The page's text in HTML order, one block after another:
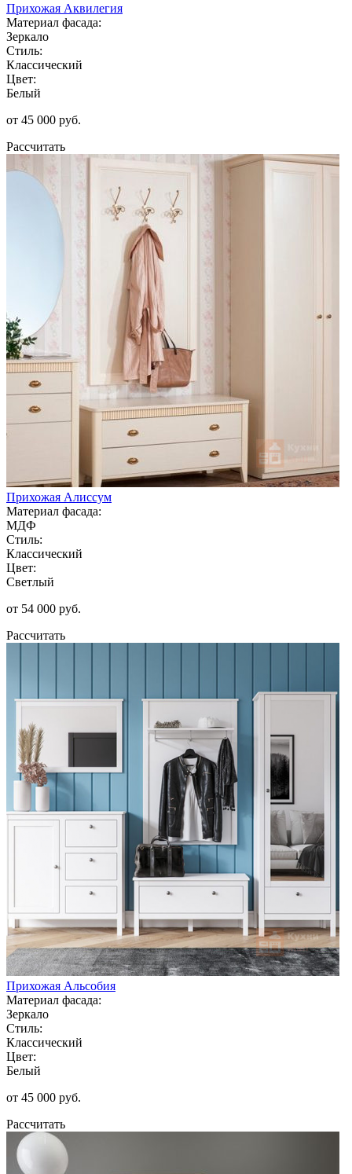
Прихожая Аквилегия
Материал фасада:
Зеркало
Стиль:
Классический
Цвет:
Белый
от 45 000 руб.
Рассчитать
Прихожая Алиссум
Материал фасада:
МДФ
Стиль:
Классический
Цвет:
Светлый
от 54 000 руб.
Рассчитать
Прихожая Альсобия
Материал фасада:
Зеркало
Стиль:
Классический
Цвет:
Белый
от 45 000 руб.
Рассчитать